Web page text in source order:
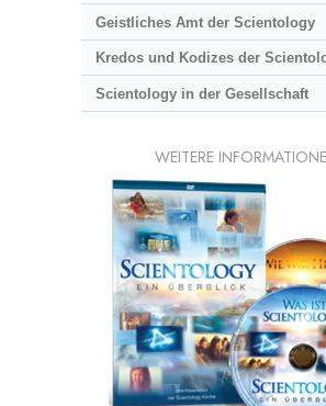
Geistliches Amt der Scientology
Kredos und Kodizes der
Scientology in der Gesellschaft
WEITERE